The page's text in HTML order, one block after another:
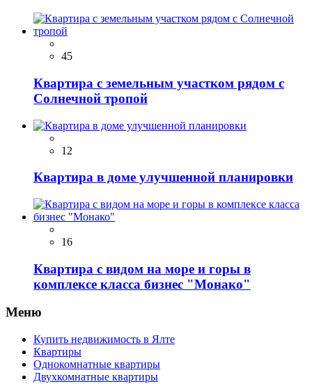
45
Квартира с земельным участком рядом с
Солнечной тропой
12
Квартира в доме улучшенной планировки
16
Квартира с видом на море и горы в
комплексе класса бизнес "Монако"
Меню
Купить недвижимость в Ялте
Квартиры
Однокомнатные квартиры
Двухкомнатные квартиры